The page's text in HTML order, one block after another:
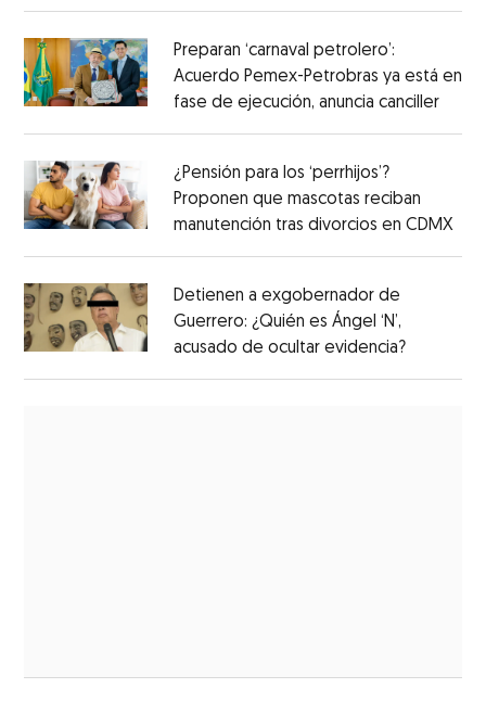
Preparan ‘carnaval petrolero’:
Acuerdo Pemex-Petrobras ya está en
fase de ejecución, anuncia canciller
¿Pensión para los ‘perrhijos’?
Proponen que mascotas reciban
manutención tras divorcios en CDMX
Detienen a exgobernador de
Guerrero: ¿Quién es Ángel ‘N’,
acusado de ocultar evidencia?